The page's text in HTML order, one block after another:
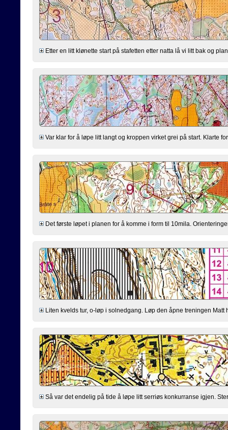
Etter en litt klønette start på stafetten etter natta lå vi litt bak og
Var klar for å løpe litt langt og kroppen virket grei på start. Klarte
Det første løpet i planen for å komme i form til 10mila.
Liten kvelds tur, o-løp i solnedgang. Løp den åpne treningen
Så var det endelig på tide å løpe litt serriøs konkurranse igjen.